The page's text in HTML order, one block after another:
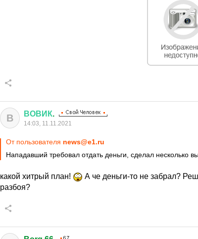
В ВОВИК.
14:03, 11.11.2021
От пользователя news@e1.ru
Нападавший требовал отдать деньги, сделал несколько
какой хитрый план!
А че деньги-то не забрал?
разбоя?